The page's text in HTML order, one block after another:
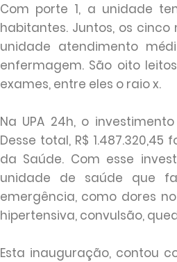
Com porte 1, a unidade
habitantes. Juntos, os
unidade atendimento
enfermagem. São oito
exames, entre eles o raio x.
Na UPA 24h, o
Desse total, R$
da Saúde. Com esse
unidade de saúde que
emergência, como dores
hipertensiva, convulsão,
Esta inauguração, contou